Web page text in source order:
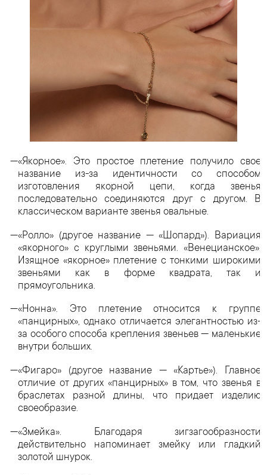
«Якорное». Это простое плетение получило свое
название из-за идентичности со способом
изготовления якорной цепи, когда звенья
последовательно соединяются друг с другом. В
классическом варианте звенья овальные.
«Ролло» (другое название — «Шопард»). Вариация
«якорного» с круглыми звеньями. «Венецианское».
Изящное «якорное» плетение с тонкими широкими
звеньями как в форме квадрата, так и
прямоугольника.
«Нонна». Это плетение относится к группе
«панцирных», однако отличается элегантностью из-
за особого способа крепления звеньев — маленькие
внутри больших.
«Фигаро» (другое название — «Картье»). Главное
отличие от других «панцирных» в том, что звенья в
браслетах разной длины, что придает изделию
своеобразие.
«Змейка». Благодаря зигзагообразности
действительно напоминает змейку или гладкий
золотой шнурок.